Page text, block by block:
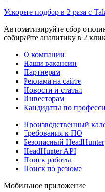
Ускорьте подбор в 2 раза с
Автоматизируйте сбор
собирайте аналитику в 2
О компании
Наши вакансии
Партнерам
Реклама на сайте
Новости и статьи
Инвесторам
Кандидаты по
Производственный
Требования к ПО
Безопасный HeadHunter
HeadHunter API
Поиск работы
Поиск по резюме
Мобильное приложение